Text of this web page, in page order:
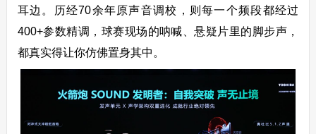
耳边。历经70余年原声音调校，则每一个频段都经过
400+参数精调，球赛现场的呐喊、悬疑片里的脚步声，
都真实得让你仿佛置身其中。